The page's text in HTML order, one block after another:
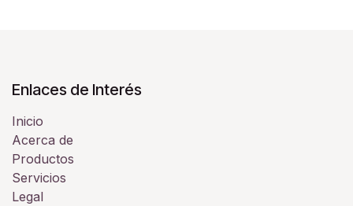
Enlaces de Interés
Inicio
Acerca de
Productos
Servicios
Legal